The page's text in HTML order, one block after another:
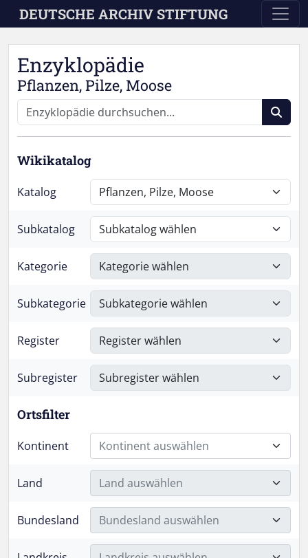
Skip to main content
DEUTSCHE ARCHIV STIFTUNG
Enzyklopädie
Pflanzen, Pilze, Moose
Wikikatalog
Katalog
Subkatalog
Kategorie
Subkategorie
Register
Subregister
Ortsfilter
Kontinent Kontinent auswählen
Land Land auswählen
Bundesland Bundesland auswählen